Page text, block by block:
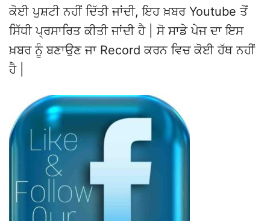
ਕੋਈ ਪੁਸ਼ਟੀ ਨਹੀਂ ਦਿੱਤੀ ਜਾਂਦੀ, ਇਹ ਖ਼ਬਰ Youtube ਤੋਂ
ਸਿੱਧੀ ਪ੍ਰਸਾਰਿਤ ਕੀਤੀ ਜਾਂਦੀ ਹੈ | ਸੋ ਸਾਡੇ ਪੇਜ ਦਾ ਇਸ
ਖ਼ਬਰ ਨੂੰ ਬਣਾਉਣ ਜਾ Record ਕਰਨ ਵਿਚ ਕੋਈ ਹੱਥ ਨਹੀਂ
ਹੈ |